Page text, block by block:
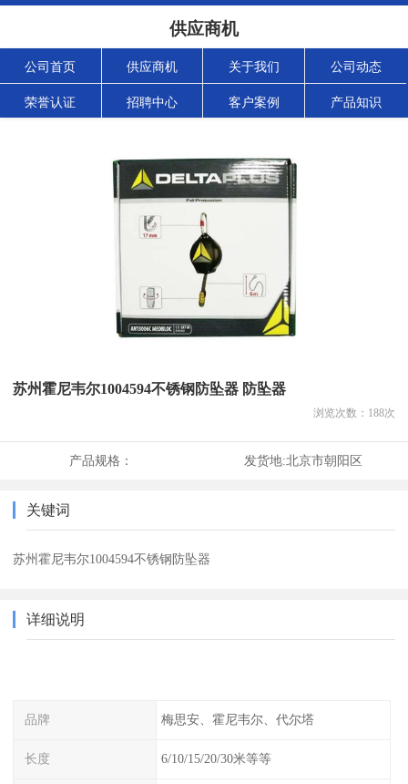
供应商机
公司首页 供应商机 关于我们 公司动态
荣誉认证 招聘中心 客户案例 产品知识
苏州霍尼韦尔1004594不锈钢防坠器 防坠器
浏览次数： 188次
产品规格： 发货地:北京市朝阳区
关键词
苏州霍尼韦尔1004594不锈钢防坠器
详细说明
品牌 梅思安、霍尼韦尔、代尔塔
长度 6/10/15/20/30米等等